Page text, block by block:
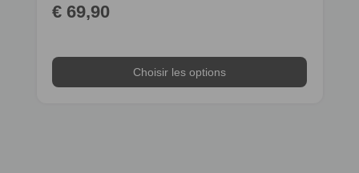
€ 69,90
Choisir les options